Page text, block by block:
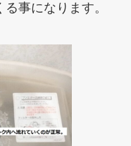
事になります。